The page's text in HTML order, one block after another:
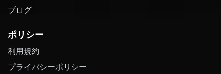
ブログ
ポリシー
利用規約
プライバシーポリシー